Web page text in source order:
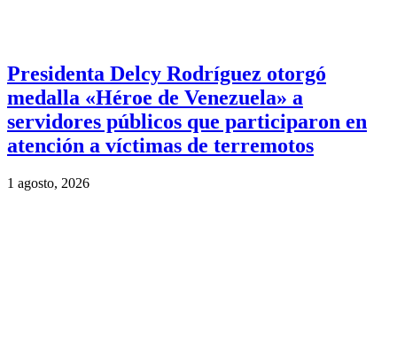
Presidenta Delcy Rodríguez otorgó
medalla «Héroe de Venezuela» a
servidores públicos que participaron en
atención a víctimas de terremotos
1 agosto, 2026